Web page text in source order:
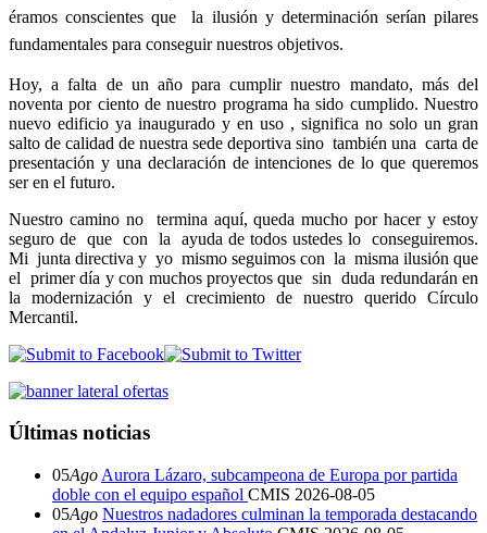
éramos conscientes que la ilusión y determinación serían pilares
fundamentales para conseguir nuestros objetivos.
Hoy, a falta de un año para cumplir nuestro mandato, más del
noventa por ciento de nuestro programa ha sido cumplido. Nuestro
nuevo edificio ya inaugurado y en uso , significa no solo un gran
salto de calidad de nuestra sede deportiva sino también una carta de
presentación y una declaración de intenciones de lo que queremos
ser en el futuro.
Nuestro camino no termina aquí, queda mucho por hacer y estoy
seguro de que con la ayuda de todos ustedes lo conseguiremos.
Mi junta directiva y yo mismo seguimos con la misma ilusión que
el primer día y con muchos proyectos que sin duda redundarán en
la modernización y el crecimiento de nuestro querido Círculo
Mercantil.
Últimas noticias
05Ago Aurora Lázaro, subcampeona de Europa por partida
doble con el equipo español CMIS 2026-08-05
05Ago Nuestros nadadores culminan la temporada destacando